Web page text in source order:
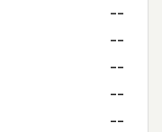
--
--
--
--
--